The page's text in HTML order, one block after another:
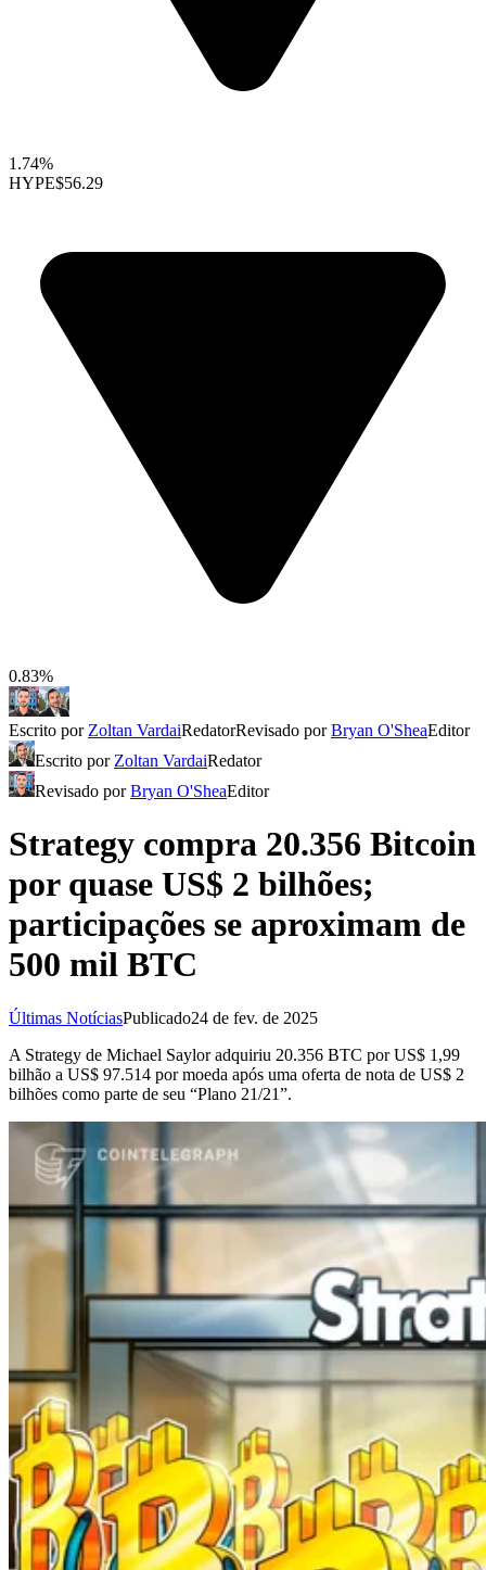
1.74%
HYPE$56.29
0.83%
Escrito por Zoltan VardaiRedatorRevisado porBryan O'SheaEditor
Escrito por Zoltan VardaiRedator
Revisado porBryan O'SheaEditor
Strategy compra 20.356 Bitcoin
por quase US$ 2 bilhões;
participações se aproximam de
500 mil BTC
Últimas NotíciasPublicado24 de fev. de 2025
A Strategy de Michael Saylor adquiriu 20.356 BTC por US$ 1,99
bilhão a US$ 97.514 por moeda após uma oferta de nota de US$ 2
bilhões como parte de seu “Plano 21/21”.